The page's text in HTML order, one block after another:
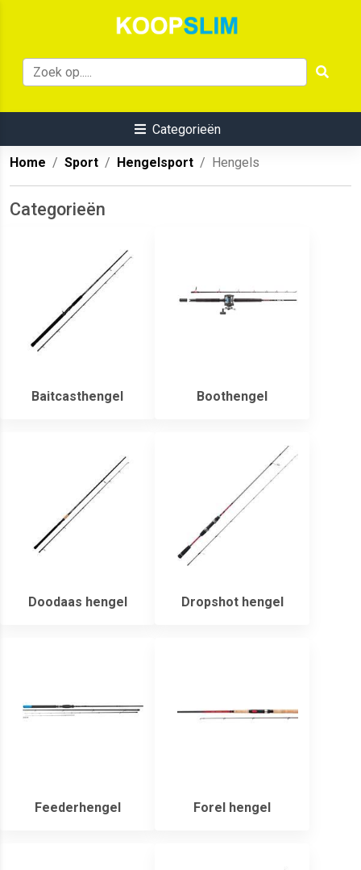
Categorieën
Home Sport Hengelsport Hengels
Categorieën
Baitcasthengel Boothengel
Doodaas hengel Dropshot hengel
Feederhengel Forel hengel